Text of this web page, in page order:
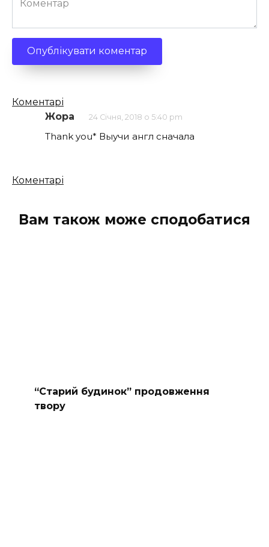
Кількість
коментарів
Коментарі
Жора
24 Січня, 2018 о 5:40 pm
Thank you* Выучи англ сначала
Кількість
Коментарі
Вам також може сподобатися
“Старий будинок” продовження
твору